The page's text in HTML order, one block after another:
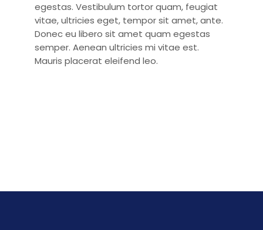
egestas. Vestibulum tortor quam, feugiat
vitae, ultricies eget, tempor sit amet, ante.
Donec eu libero sit amet quam egestas
semper. Aenean ultricies mi vitae est.
Mauris placerat eleifend leo.